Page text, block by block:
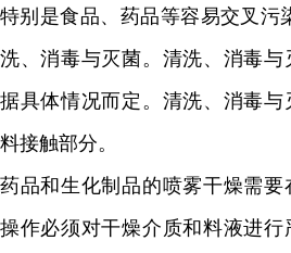
特别是食品、药品等容易交叉污
洗、消毒与灭菌。清洗、消毒
据具体情况而定。清洗、消毒
料接触部分。
药品和生化制品的喷雾干燥需
操作必须对干燥介质和料液进